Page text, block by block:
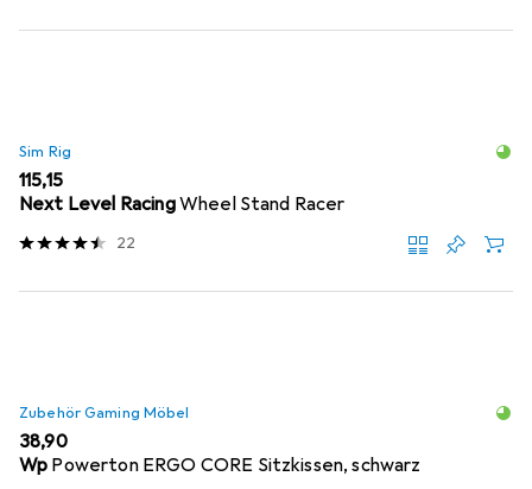
Sim Rig
EUR
115,15
Next Level RacingWheel Stand Racer
22
Zubehör Gaming Möbel
EUR
38,90
Wp Powerton ERGO CORE Sitzkissen, schwarz